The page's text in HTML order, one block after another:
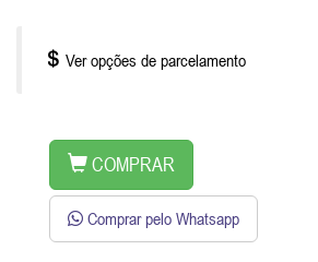
Ver opções de parcelamento
COMPRAR
Comprar pelo Whatsapp